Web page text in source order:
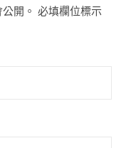
開。 必填欄位標示